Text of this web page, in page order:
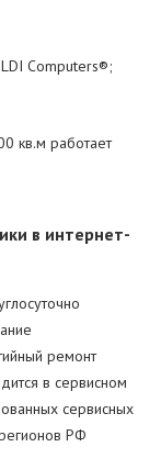
Computers®;
кв.м работает
в интернет-
ремонт
в сервисном
сервисных
РФ